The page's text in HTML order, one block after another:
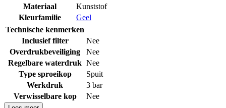
Materiaal
Kunststof
Kleurfamilie
Geel
Technische kenmerken
Inclusief filter
Nee
Overdrukbeveiliging
Nee
Regelbare waterdruk Nee
Type sproeikop
Spuit
Werkdruk
3 bar
Verwisselbare kop
Nee